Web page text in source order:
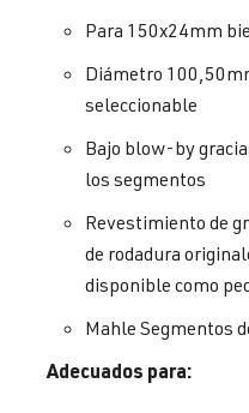
Para 150x24mm
Diámetro
seleccionable
Bajo blow-by
los segmentos
Revestimiento de
de rodadura
disponible como
Mahle Segmentos
Adecuados para: